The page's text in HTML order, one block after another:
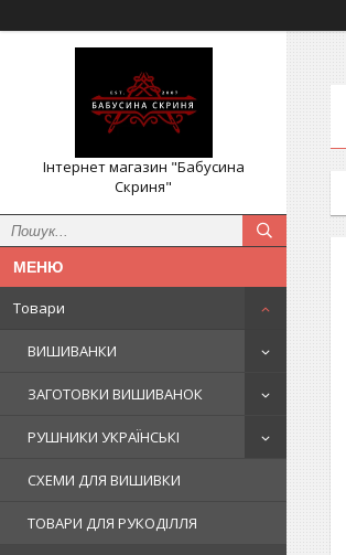
Інтернет магазин "Бабусина
Скриня"
Товари
ВИШИВАНКИ
ЗАГОТОВКИ ВИШИВАНОК
РУШНИКИ УКРАЇНСЬКІ
СХЕМИ ДЛЯ ВИШИВКИ
ТОВАРИ ДЛЯ РУКОДІЛЛЯ